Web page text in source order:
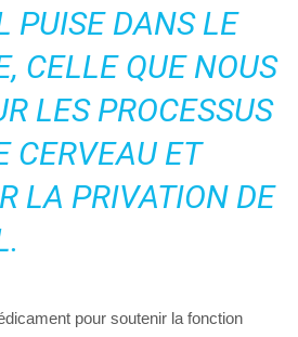
PUISE DANS LE
CELLE QUE NOUS
LES PROCESSUS
CERVEAU ET
LA PRIVATION DE
pour soutenir la fonction